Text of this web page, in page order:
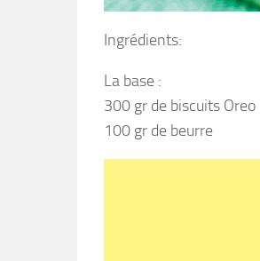
Ingrédients:
La base :
300 gr de biscuits Oreo
100 gr de beurre